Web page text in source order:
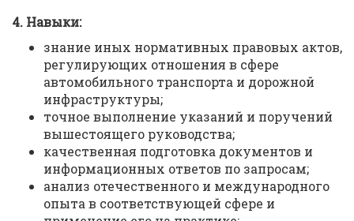
4. Навыки:
знание иных нормативных правовых актов,
регулирующих отношения в сфере
автомобильного транспорта и дорожной
инфраструктуры;
точное выполнение указаний и поручений
вышестоящего руководства;
качественная подготовка документов и
информационных ответов по запросам;
анализ отечественного и международного
опыта в соответствующей сфере и